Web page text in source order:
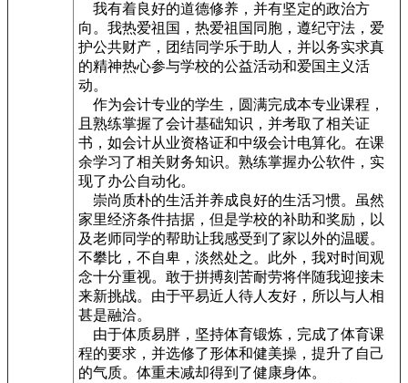
我有着良好的道德修养，并有坚定的政治方
向。我热爱祖国，热爱祖国同胞，遵纪守法，爱
护公共财产，团结同学乐于助人，并以务实求真
的精神热心参与学校的公益活动和爱国主义活
动。
作为会计专业的学生，圆满完成本专业课程，
且熟练掌握了会计基础知识，并考取了相关证
书，如会计从业资格证和中级会计电算化。在课
余学习了相关财务知识。熟练掌握办公软件，实
现了办公自动化。
崇尚质朴的生活并养成良好的生活习惯。虽然
家里经济条件拮据，但是学校的补助和奖励，以
及老师同学的帮助让我感受到了家以外的温暖。
不攀比，不自卑，淡然处之。此外，我对时间观
念十分重视。敢于拼搏刻苦耐劳将伴随我迎接未
来新挑战。由于平易近人待人友好，所以与人相
甚是融洽。
由于体质易胖，坚持体育锻炼，完成了体育课
程的要求，并选修了形体和健美操，提升了自己
的气质。体重未减却得到了健康身体。